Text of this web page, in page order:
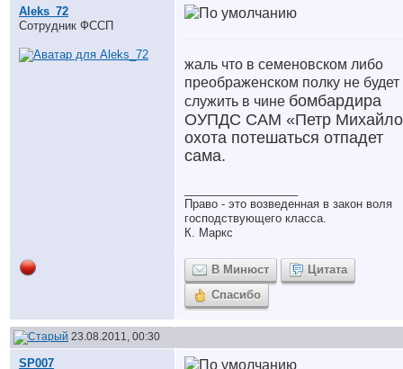
Aleks_72
Сотрудник ФССП
жаль что в семеновском либо
преображенском полку не будет
служить в чине бомбардира
ОУПДС САМ «Петр
охота потешаться отпадет
сама.
Право - это возведенная в закон воля
господствующего класса.
К. Маркс
В Минюст
Цитата
Спасибо
23.08.2011, 00:30
SP007